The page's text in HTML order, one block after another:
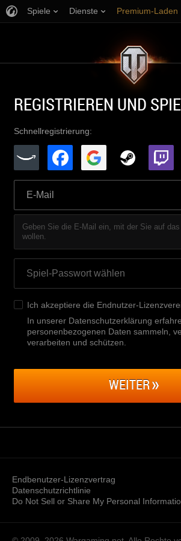
Spiele Dienste Premium-Laden
REGISTRIEREN UND
Schnellregistrierung:
Geben Sie die E-Mail ein, mit der Sie auf
wollen.
Ich akzeptiere die Endnutzer-
In unserer Datenschutzerklärung
personenbezogenen Daten sammeln,
verarbeiten und schützen
WEITER
Endbenutzer-Lizenzvertrag
Datenschutzrichtlinie
Do Not Sell or Share My Personal